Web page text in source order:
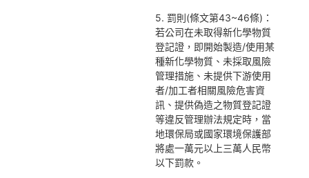
5. 罰則(條文第43~46條)：
若公司在未取得新化學物質
登記證，即開始製造/使用某
種新化學物質、未採取風險
管理措施、未提供下游使用
者/加工者相關風險危害資
訊、提供偽造之物質登記證
等違反管理辦法規定時，當
地環保局或國家環境保護部
將處一萬元以上三萬人民幣
以下罰款。